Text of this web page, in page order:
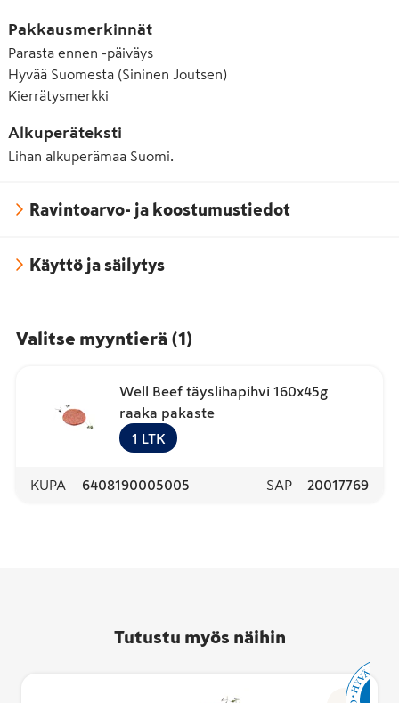
Pakkausmerkinnät
Parasta ennen -päiväys
Hyvää Suomesta (Sininen Joutsen)
Kierrätysmerkki
Alkuperäteksti
Lihan alkuperämaa Suomi.
Ravintoarvo- ja koostumustiedot
Käyttö ja säilytys
Valitse myyntierä (1 )
Well Beef täyslihapihvi 160x45g
raaka pakaste
1 LTK
KUPA 6408190005005 SAP 20017769
Tutustu myös näihin